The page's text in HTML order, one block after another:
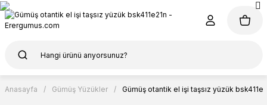
Anasayfa Gümüş Yüzükler Gümüş otantik el işi taşsız yüzük